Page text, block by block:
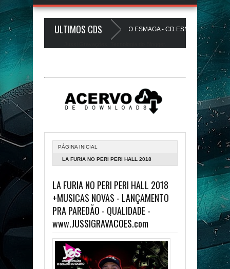
ULTIMOS CDS
- JUSSIGRAVACOES.com O ESMAGA - CD ESMAGA PAREDAO -
BEATS PAREDÃO 16.0 - JULHO 2026 - O ZERO UM É NOIZz -
PÁGINA INICIAL
LA FURIA NO PERI PERI HALL 2018
PAREDÃO - QUALIDADE -
WWW.JUSSIGRAVACOES.COM
LA FURIA NO PERI PERI HALL 2018
+MUSICAS NOVAS - LANÇAMENTO
PRA PAREDÃO - QUALIDADE -
www.JUSSIGRAVACOES.com